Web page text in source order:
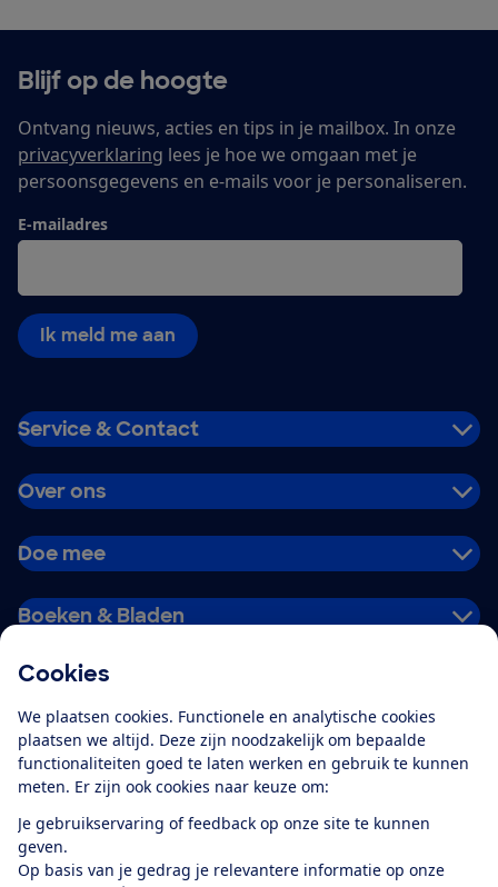
Cookies
We plaatsen cookies. Functionele en analytische cookies
plaatsen we altijd. Deze zijn noodzakelijk om bepaalde
functionaliteiten goed te laten werken en gebruik te kunnen
meten. Er zijn ook cookies naar keuze om:
Je gebruikservaring of feedback op onze site te kunnen
geven.
Op basis van je gedrag je relevantere informatie op onze
Blijf op de hoogte
Ontvang nieuws, acties en tips in je mailbox. In onze
privacyverklaring lees je hoe we omgaan met je
persoonsgegevens en e-mails voor je personaliseren.
E-mailadres
Ik meld me aan
Service & Contact
Over ons
Doe mee
Boeken & Bladen
Alles over de
app